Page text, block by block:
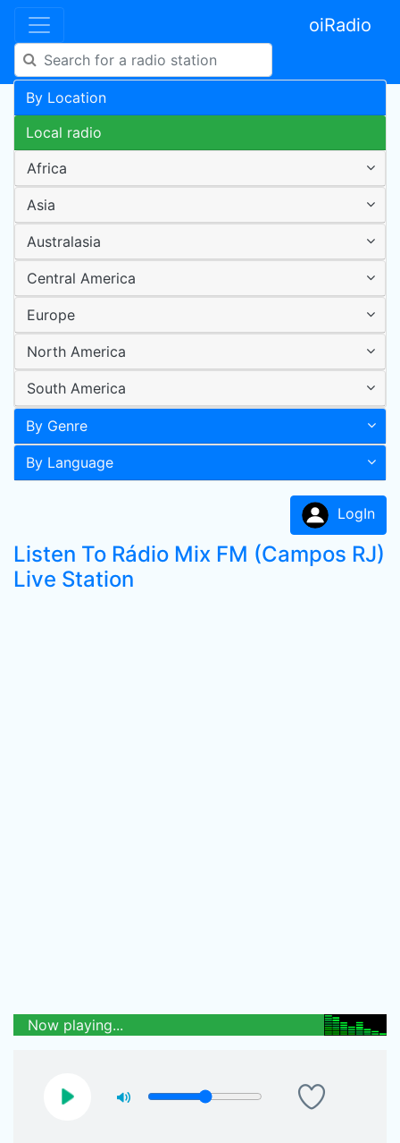
oiRadio
By Location
Local radio
Africa
Asia
Australasia
Central America
Europe
North America
South America
By Genre
By Language
LogIn
Listen To Rádio Mix FM (Campos RJ)
Live Station
Now playing...